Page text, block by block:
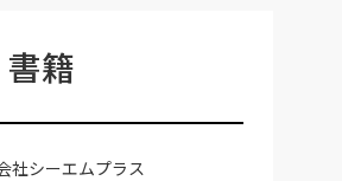
書籍
社シーエムプラス